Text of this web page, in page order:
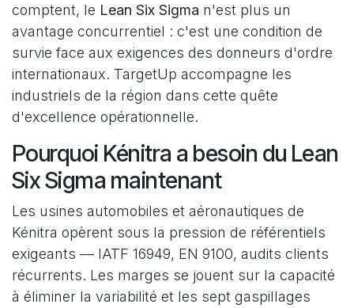
comptent, le Lean Six Sigma n'est plus un
avantage concurrentiel : c'est une condition de
survie face aux exigences des donneurs d'ordre
internationaux. TargetUp accompagne les
industriels de la région dans cette quête
d'excellence opérationnelle.
Pourquoi Kénitra a besoin du Lean
Six Sigma maintenant
Les usines automobiles et aéronautiques de
Kénitra opèrent sous la pression de référentiels
exigeants — IATF 16949, EN 9100, audits clients
récurrents. Les marges se jouent sur la capacité
à éliminer la variabilité et les sept gaspillages